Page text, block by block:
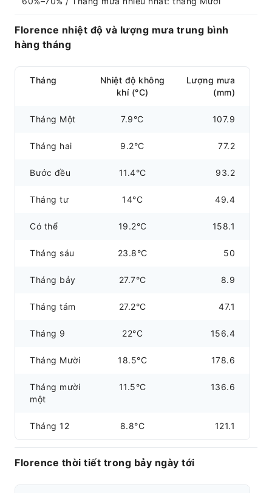
Florence nhiệt độ và lượng mưa trung bình
hàng tháng
Tháng
Nhiệt độ không
khí (°C)
Lượng mưa
(mm)
Tháng Một 7.9°C 107.9
Tháng hai 9.2°C 77.2
Bước đều 11.4°C 93.2
Tháng tư 14°C 49.4
Có thể 19.2°C 158.1
Tháng sáu 23.8°C 50
Tháng bảy 27.7°C 8.9
Tháng tám 27.2°C 47.1
Tháng 9 22°C 156.4
Tháng Mười 18.5°C 178.6
Tháng mười
một
11.5°C 136.6
Tháng 12 8.8°C 121.1
Florence thời tiết trong bảy ngày tới